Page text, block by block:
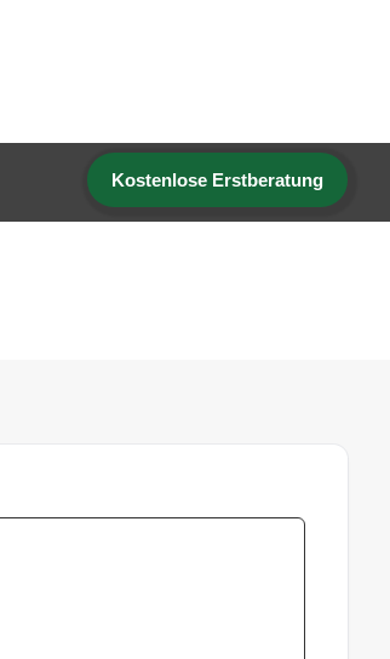
Kostenlose Erstberatung